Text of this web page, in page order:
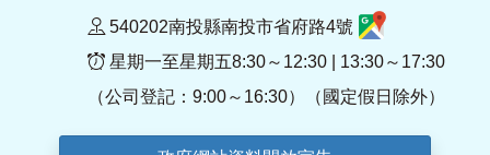
540202南投縣南投市省府路4號
星期一至星期五8:30～12:30 | 13:30～17:30
（公司登記：9:00～16:30）（國定假日除外）